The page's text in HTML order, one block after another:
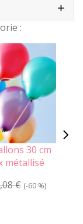
:
30 cm
métallisé
€ (-60 %)